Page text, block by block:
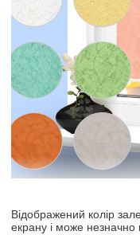
Відображений колір
екрану і може незначно